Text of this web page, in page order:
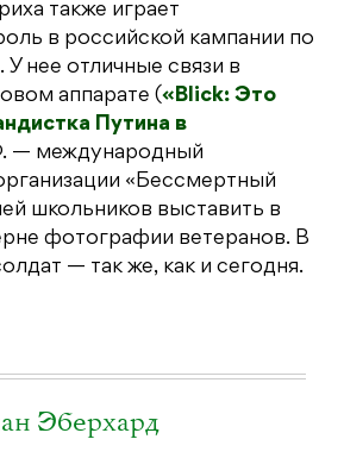
также играет
в российской кампании по
нее отличные связи в
аппарате («Blick: Это
Путина в
— международный
«Бессмертный
школьников выставить в
фотографии ветеранов. В
— так же, как и сегодня.
Эберхард